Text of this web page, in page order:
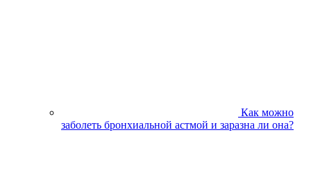
Как можно
заболеть бронхиальной астмой и заразна ли она?